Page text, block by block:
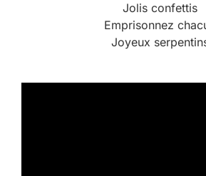
Jolis confettis
Emprisonnez
Joyeux